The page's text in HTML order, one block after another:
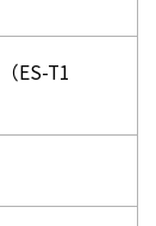
ES-T1